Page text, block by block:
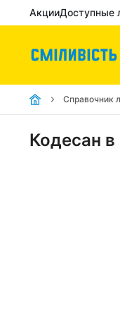
АкцииДоступные
Справочник
Кодесан